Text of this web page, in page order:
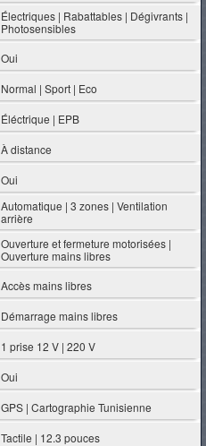
Électriques | Rabattables | Dégivrants |
Photosensibles
Oui
Normal | Sport | Eco
Éléctrique | EPB
À distance
Oui
Automatique | 3 zones | Ventilation
arrière
Ouverture et fermeture motorisées |
Ouverture mains libres
Accès mains libres
Démarrage mains libres
1 prise 12 V | 220 V
Oui
GPS | Cartographie Tunisienne
Tactile | 12.3 pouces